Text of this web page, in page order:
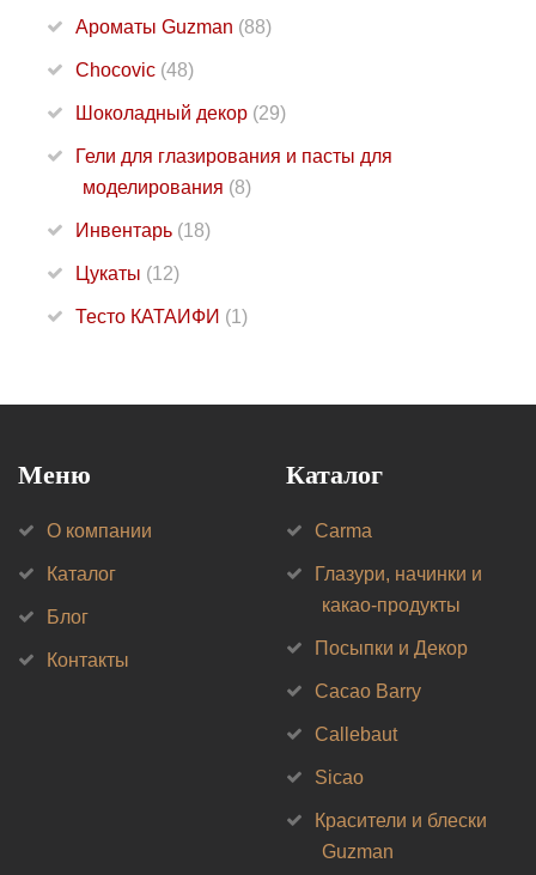
Ароматы Guzman (88)
Chocovic (48)
Шоколадный декор (29)
Гели для глазирования и пасты для
моделирования (8)
Инвентарь (18)
Цукаты (12)
Тесто КАТАИФИ (1)
Меню
О компании
Каталог
Блог
Контакты
Каталог
Carma
Глазури, начинки и
какао-продукты
Посыпки и Декор
Cacao Barry
Callebaut
Sicao
Красители и блески
Guzman